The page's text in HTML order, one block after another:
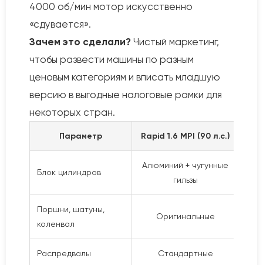
4000 об/мин мотор искусственно
«сдувается».
Зачем это сделали? Чистый маркетинг,
чтобы развести машины по разным
ценовым категориям и вписать младшую
версию в выгодные налоговые рамки для
некоторых стран.
Параметр Rapid 1.6 MPI (90 л.с.)
Блок цилиндров
Алюминий + чугунные
гильзы
Поршни, шатуны,
коленвал
Оригинальные
Распредвалы Стандартные